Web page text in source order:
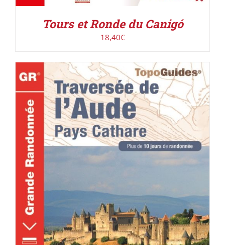
Tours et Ronde du Canigó
18,40€
ACHETER LE PRODUIT / DÉTAILS